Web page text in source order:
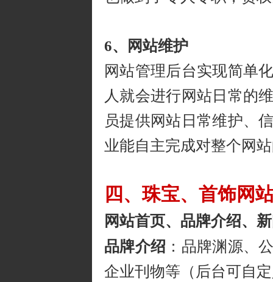
6、网站维护
网站管理后台实现简单
人就会进行网站日常的
员提供网站日常维护、
业能自主完成对整个网
四、珠宝、首饰网
网站首页、品牌介绍、
品牌介绍 ：品牌渊源、
企业刊物等（后台可自